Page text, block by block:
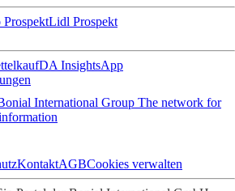
ProspektLidl Prospekt
kaufDA InsightsApp
International Group The network for
KontaktAGBCookies verwalten